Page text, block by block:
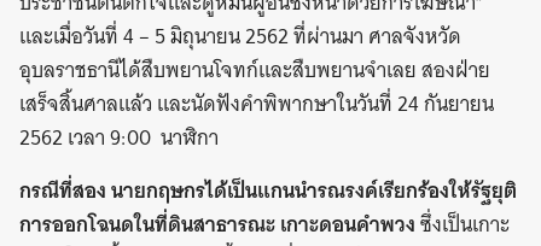
และเมื่อวันที่ 4 – 5 มิถุนายน 2562 ที่ผ่านมา ศาลจังหวัด
อุบลราชธานีได้สืบพยานโจทก์และสืบพยานจำเลย สองฝ่าย
เสร็จสิ้นศาลแล้ว และนัดฟังคำพิพากษาในวันที่ 24 กันยายน
2562 เวลา 9:00 นาฬิกา
กรณีที่สอง นายกฤษกรได้เป็นแกนนำรณรงค์เรียกร้องให้รัฐยุติ
การออกโฉนดในที่ดินสาธารณะ เกาะดอนคำพวงซึ่งเป็นเกาะ